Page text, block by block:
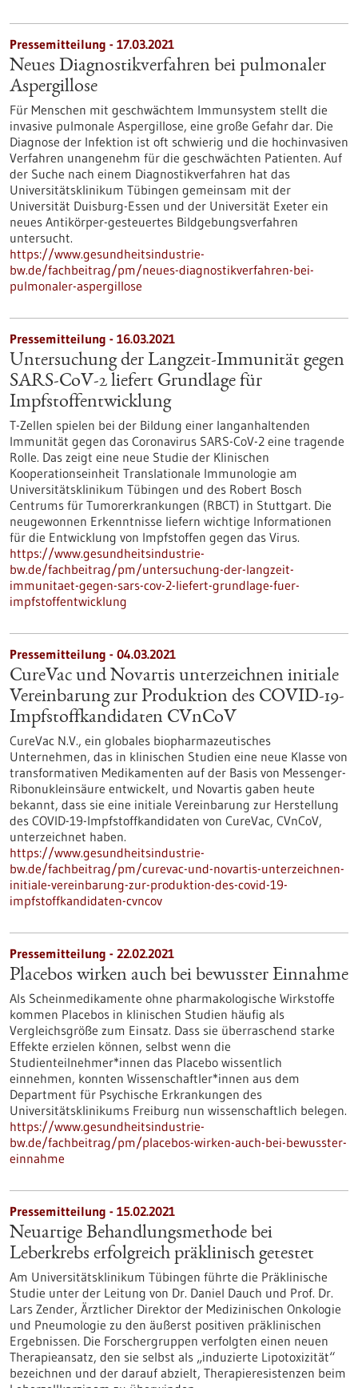
Pressemitteilung - 17.03.2021
Neues Diagnostikverfahren bei pulmonaler
Aspergillose
Für Menschen mit geschwächtem Immunsystem stellt die
invasive pulmonale Aspergillose, eine große Gefahr dar. Die
Diagnose der Infektion ist oft schwierig und die hochinvasiven
Verfahren unangenehm für die geschwächten Patienten. Auf
der Suche nach einem Diagnostikverfahren hat das
Universitätsklinikum Tübingen gemeinsam mit der
Universität Duisburg-Essen und der Universität Exeter ein
neues Antikörper-gesteuertes Bildgebungsverfahren
untersucht.
https://www.gesundheitsindustrie-
bw.de/fachbeitrag/pm/neues-diagnostikverfahren-bei-
pulmonaler-aspergillose
Pressemitteilung - 16.03.2021
Untersuchung der Langzeit-Immunität gegen
SARS-CoV-2 liefert Grundlage für
Impfstoffentwicklung
T-Zellen spielen bei der Bildung einer langanhaltenden
Immunität gegen das Coronavirus SARS-CoV-2 eine tragende
Rolle. Das zeigt eine neue Studie der Klinischen
Kooperationseinheit Translationale Immunologie am
Universitätsklinikum Tübingen und des Robert Bosch
Centrums für Tumorerkrankungen (RBCT) in Stuttgart. Die
neugewonnen Erkenntnisse liefern wichtige Informationen
für die Entwicklung von Impfstoffen gegen das Virus.
https://www.gesundheitsindustrie-
bw.de/fachbeitrag/pm/untersuchung-der-langzeit-
immunitaet-gegen-sars-cov-2-liefert-grundlage-fuer-
impfstoffentwicklung
Pressemitteilung - 04.03.2021
CureVac und Novartis unterzeichnen initiale
Vereinbarung zur Produktion des COVID-19-
Impfstoffkandidaten CVnCoV
CureVac N.V., ein globales biopharmazeutisches
Unternehmen, das in klinischen Studien eine neue Klasse von
transformativen Medikamenten auf der Basis von Messenger-
Ribonukleinsäure entwickelt, und Novartis gaben heute
bekannt, dass sie eine initiale Vereinbarung zur Herstellung
des COVID-19-Impfstoffkandidaten von CureVac, CVnCoV,
unterzeichnet haben.
https://www.gesundheitsindustrie-
bw.de/fachbeitrag/pm/curevac-und-novartis-unterzeichnen-
initiale-vereinbarung-zur-produktion-des-covid-19-
impfstoffkandidaten-cvncov
Pressemitteilung - 22.02.2021
Placebos wirken auch bei bewusster Einnahme
Als Scheinmedikamente ohne pharmakologische Wirkstoffe
kommen Placebos in klinischen Studien häufig als
Vergleichsgröße zum Einsatz. Dass sie überraschend starke
Effekte erzielen können, selbst wenn die
Studienteilnehmer*innen das Placebo wissentlich
einnehmen, konnten Wissenschaftler*innen aus dem
Department für Psychische Erkrankungen des
Universitätsklinikums Freiburg nun wissenschaftlich belegen.
https://www.gesundheitsindustrie-
bw.de/fachbeitrag/pm/placebos-wirken-auch-bei-bewusster-
einnahme
Pressemitteilung - 15.02.2021
Neuartige Behandlungsmethode bei
Leberkrebs erfolgreich präklinisch getestet
Am Universitätsklinikum Tübingen führte die Präklinische
Studie unter der Leitung von Dr. Daniel Dauch und Prof. Dr.
Lars Zender, Ärztlicher Direktor der Medizinischen Onkologie
und Pneumologie zu den äußerst positiven präklinischen
Ergebnissen. Die Forschergruppen verfolgten einen neuen
Therapieansatz, den sie selbst als „induzierte Lipotoxizität“
bezeichnen und der darauf abzielt, Therapieresistenzen beim